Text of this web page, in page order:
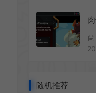
20
随机推荐